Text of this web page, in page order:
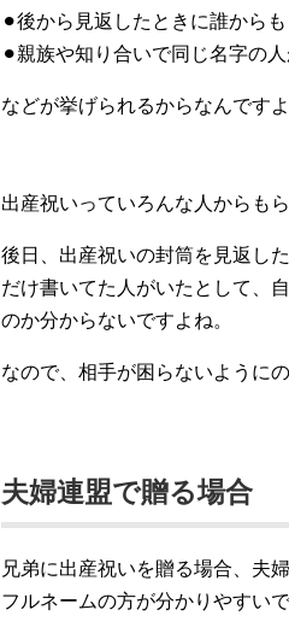
⚫︎後から見返したときに誰から
⚫︎親族や知り合いで同じ名字の
などが挙げられるからなんですよ
出産祝いっていろんな人からも
後日、出産祝いの封筒を見返し
だけ書いてた人がいたとして、
のか分からないですよね。
なので、相手が困らないように
夫婦連盟で贈る場合
兄弟に出産祝いを贈る場合、夫
フルネームの方が分かりやすいで